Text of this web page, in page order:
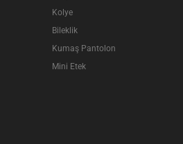
Kolye
Bileklik
Kumaş Pantolon
Mini Etek